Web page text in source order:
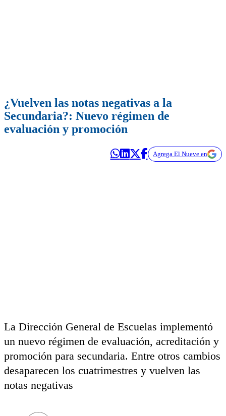
¿Vuelven las notas negativas a la
Secundaria?: Nuevo régimen de
evaluación y promoción
Agrega El Nueve en
La Dirección General de Escuelas implementó
un nuevo régimen de evaluación, acreditación y
promoción para secundaria. Entre otros cambios
desaparecen los cuatrimestres y vuelven las
notas negativas